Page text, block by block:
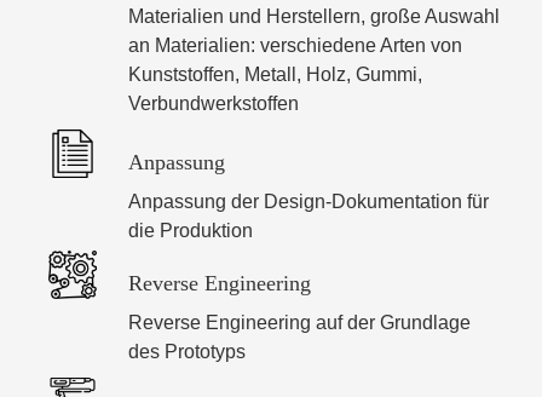
Materialien und Herstellern, große Auswahl
an Materialien: verschiedene Arten von
Kunststoffen, Metall, Holz, Gummi,
Verbundwerkstoffen
Anpassung
Anpassung der Design-Dokumentation für
die Produktion
Reverse Engineering
Reverse Engineering auf der Grundlage
des Prototyps